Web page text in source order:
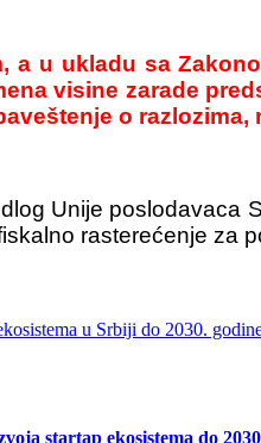
a u ukladu sa
visine zarade
o
Unije poslodavaca
rasterećenje za
startap ekosistema do